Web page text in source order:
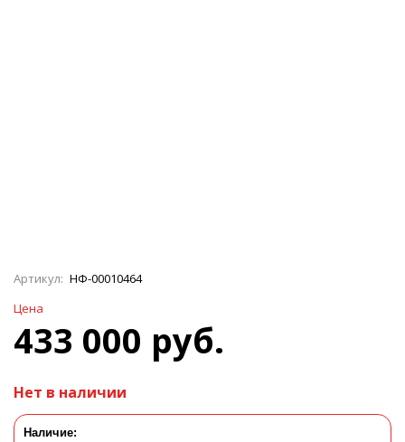
Артикул: НФ-00010464
Цена
433 000 руб.
Нет в наличии
Наличие: